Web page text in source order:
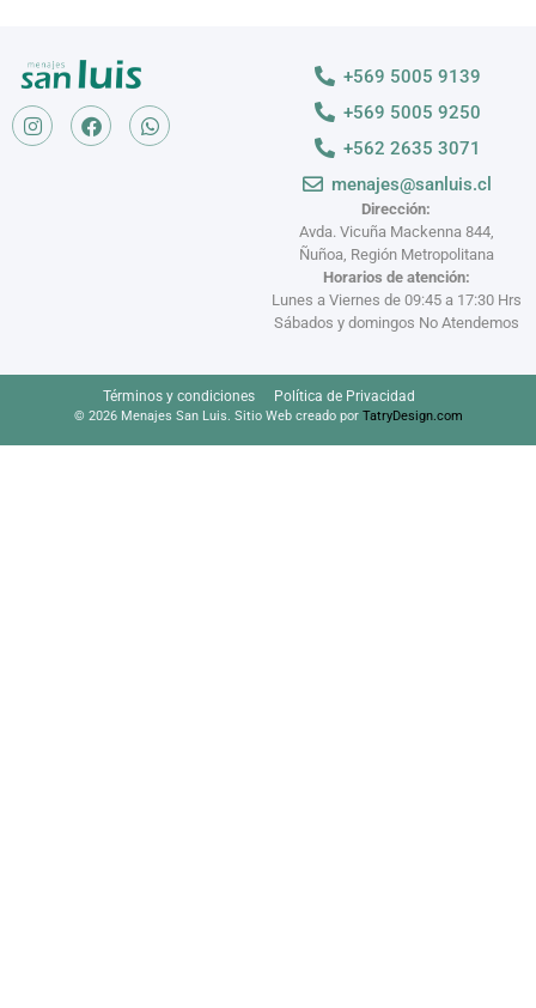
Dirección:
Avda. Vicuña Mackenna 844,
Ñuñoa, Región Metropolitana
Horarios de atención:
Lunes a Viernes de 09:45 a 17:30 Hrs
Sábados y domingos No Atendemos
+569 5005 9139
+569 5005 9250
+562 2635 3071
menajes@sanluis.cl
Términos y condiciones Política de Privacidad
© 2026 Menajes San Luis. Sitio Web creado por TatryDesign.com